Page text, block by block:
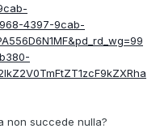
4397-9cab-
non succede nulla?